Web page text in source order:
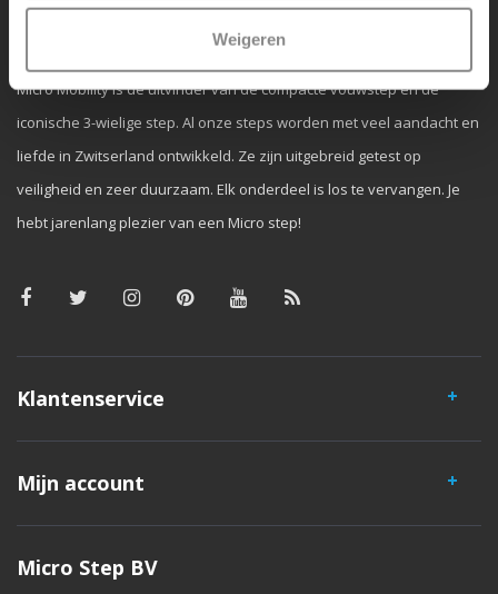
Weigeren
Micro Mobility is de uitvinder van de compacte vouwstep en de
iconische 3-wielige step. Al onze steps worden met veel aandacht en
liefde in Zwitserland ontwikkeld. Ze zijn uitgebreid getest op
veiligheid en zeer duurzaam. Elk onderdeel is los te vervangen. Je
hebt jarenlang plezier van een Micro step!
Klantenservice
Mijn account
Micro Step BV